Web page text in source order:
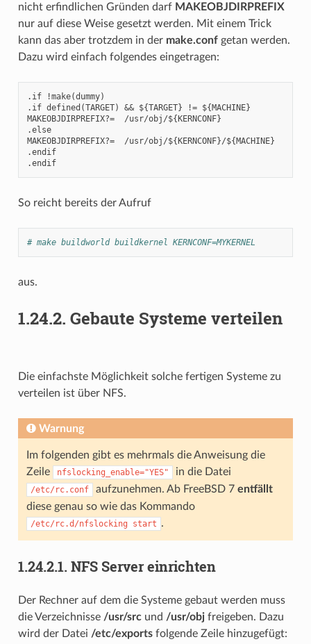
nicht erfindlichen Gründen darf MAKEOBJDIRPREFIX
nur auf diese Weise gesetzt werden. Mit einem Trick
kann das aber trotzdem in der make.confgetan werden.
Dazu wird einfach folgendes eingetragen:
.if !make(dummy)
.if defined(TARGET) && ${TARGET} != ${MACHINE}
MAKEOBJDIRPREFIX?=  /usr/obj/${KERNCONF}
.else
MAKEOBJDIRPREFIX?=  /usr/obj/${KERNCONF}/${MACHINE}
.endif
.endif
So reicht bereits der Aufruf
# make buildworld buildkernel KERNCONF=MYKERNEL
aus.
1.24.2. Gebaute Systeme verteilen
Die einfachste Möglichkeit solche fertigen Systeme zu
verteilen ist über NFS.
Warnung
Im folgenden gibt es mehrmals die Anweisung die
Zeile
nfslocking_enable="YES" in die Datei
/etc/rc.conf aufzunehmen. Ab FreeBSD 7 entfällt
diese genau so wie das Kommando
/etc/rc.d/nfslocking start .
1.24.2.1. NFS Server einrichten
Der Rechner auf dem die Systeme gebaut werden muss
die Verzeichnisse /usr/srcund /usr/objfreigeben. Dazu
wird der Datei /etc/exportsfolgende Zeile hinzugefügt: